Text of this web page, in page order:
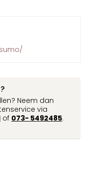
Neem dan
via
of 073- 5492485.